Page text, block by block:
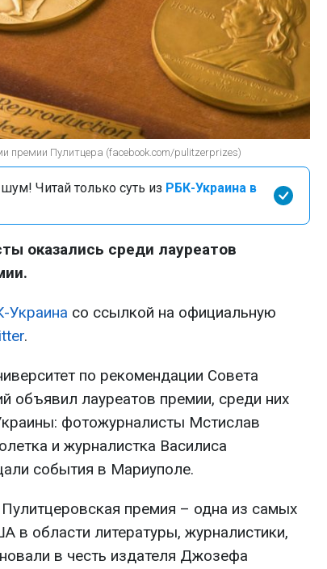
премии Пулитцера (facebook.com/pulitzerprizes)
Читай только суть из РБК-Украина в
оказались среди лауреатов
Украина со ссылкой на официальную
.
по рекомендации Совета
объявил лауреатов премии, среди них
фотожурналисты Мстислав
и журналистка Василиса
события в Мариуполе.
премия – одна из самых
в области литературы, журналистики,
в честь издателя Джозефа